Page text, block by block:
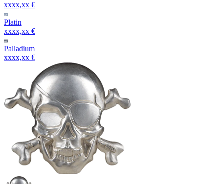
xxxx,xx €
Platin
xxxx,xx €
Palladium
xxxx,xx €